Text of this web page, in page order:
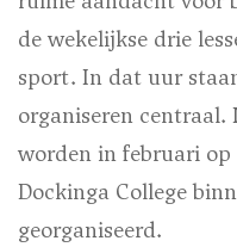
de wekelijkse drie
sport. In dat uur
organiseren centraal.
worden in februari
Dockinga College
georganiseerd.